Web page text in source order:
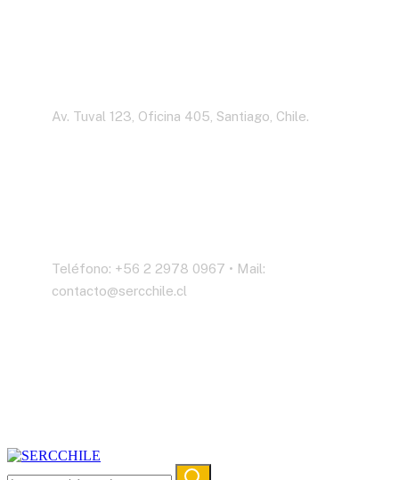
Av. Tuval 123, Oficina 405, Santiago, Chile.
Teléfono: +56 2 2978 0967 • Mail:
contacto@sercchile.cl